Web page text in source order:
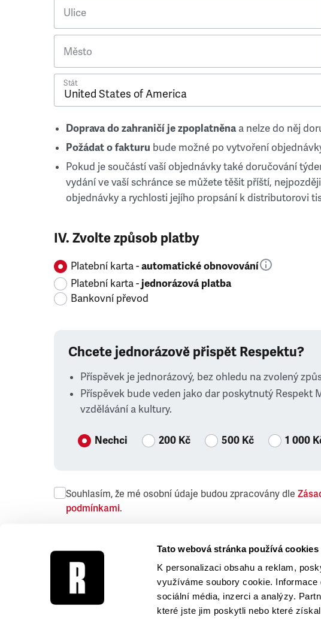
Tato webová stránka používá cookies
K personalizaci obsahu a reklam,
využíváme soubory cookie.
sociální média, inzerci a analýzy.
které jste jim poskytli nebo které
Ulice
Město
Stát
Doprava do zahraničí je zpoplatněnaa nelze do něj
Požádat o fakturu bude možné po vytvoření
Pokud je součástí vaší objednávky také doručování
vydání ve vaší schránce se můžete těšit příští,
objednávky a rychlosti jejího propsání k distributorovi
IV. Zvolte způsob platby
Platební karta -automatické obnovování
Platební karta -jednorázová platba
Bankovní převod
Chcete jednorázově přispět Respektu?
Příspěvek je jednorázový, bez ohledu na zvolený
Příspěvek bude veden jako dar poskytnutý Respekt
vzdělávání a kultury.
Nechci 200 Kč 500 Kč 1 000
Souhlasím, že mé osobní údaje budou zpracovány dle
podmínkami.